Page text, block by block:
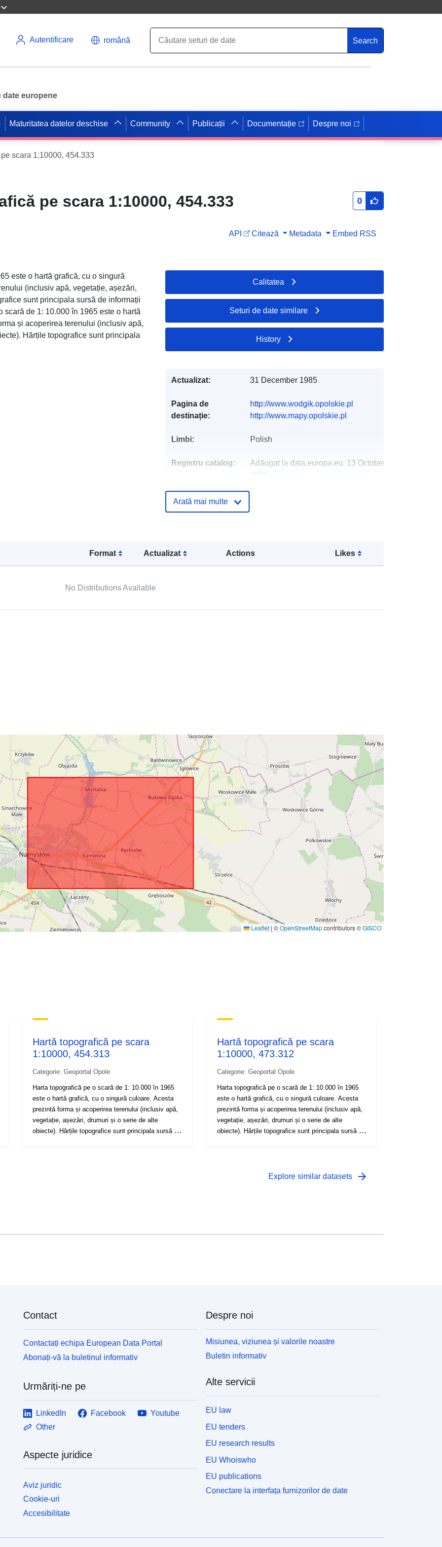
Autentificare română Search
date europene
Maturitatea datelor deschise Community Publicații Documentație Despre noi
scara 1:10000, 454.333
pe scara 1:10000, 454.333 0
API Citează Metadata Embed RSS
este o hartă grafică, cu o singură
(inclusiv apă, vegetație, așezări,
sunt principala sursă de informații
de 1: 10.000 în 1965 este o hartă
și acoperirea terenului (inclusiv apă,
Hărțile topografice sunt principala
Format Actualizat Actions Likes
No Distributions Available
Leaflet | ©OpenStreetMapcontributors ©GISCO
Calitatea
Seturi de date similare
History
Actualizat: 31 December 1985
Pagina de
destinație:
http://www.wodgik.opolskie.pl
http://www.mapy.opolskie.pl
Limbi: Polish
Registru catalog: Adăugat la data.europa.eu: 13 October
51.0617 ], [ 17.7139, 51.0617 ], [
8b94f5-a075-4ee6-aabb-
5eab1ca46973
Tip:
Resursă:
http://inspire.ec.europa.eu/metadata-
codelist/ResourceType/dataset
Arată mai multe
Hartă topografică pe scara
1:10000, 454.313
Categorie: Geoportal Opole
Harta topografică pe o scară de 1: 10.000 în 1965
este o hartă grafică, cu o singură culoare. Acesta
prezintă forma și acoperirea terenului (inclusiv apă,
vegetație, așezări, drumuri și o serie de alte
obiecte). Hărțile topografice sunt principala sursă de
Hartă topografică pe scara
1:10000, 473.312
Categorie: Geoportal Opole
Harta topografică pe o scară de 1: 10.000 în 1965
este o hartă grafică, cu o singură culoare. Acesta
prezintă forma și acoperirea terenului (inclusiv apă,
vegetație, așezări, drumuri și o serie de alte
obiecte). Hărțile topografice sunt principala sursă de
Explore similar datasets arrow_forward
Contact
Contactați echipa European Data Portal
Abonați-vă la buletinul informativ
Urmăriți-ne pe
LinkedIn Facebook
Youtube
Other
Aspecte juridice
Aviz juridic
Cookie-uri
Accesibilitate
Despre noi
Misiunea, viziunea și valorile noastre
Buletin informativ
Alte servicii
EU law
EU tenders
EU research results
EU Whoiswho
EU publications
Conectare la interfața furnizorilor de date